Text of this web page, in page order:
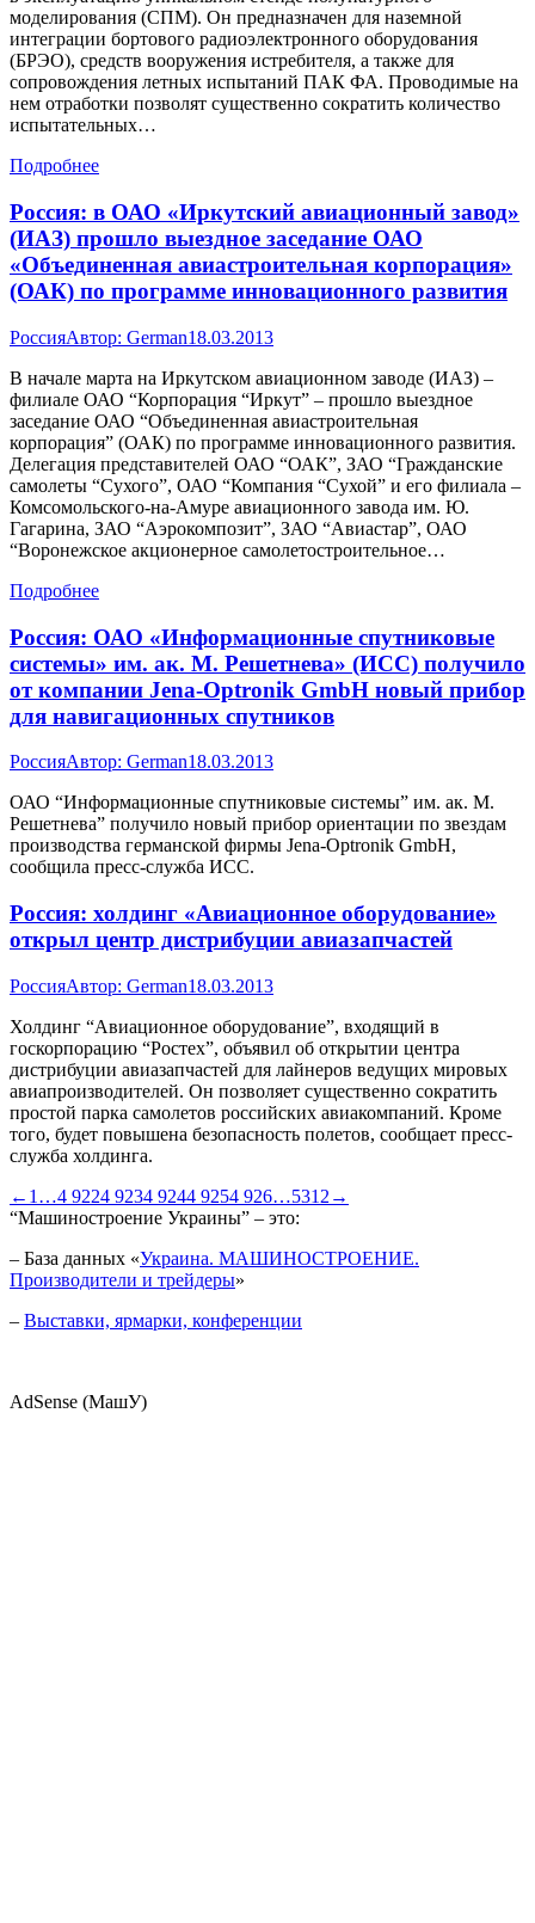
моделирования (СПМ). Он предназначен для наземной
интеграции бортового радиоэлектронного оборудования
(БРЭО), средств вооружения истребителя, а также для
сопровождения летных испытаний ПАК ФА. Проводимые на
нем отработки позволят существенно сократить количество
испытательных…
Подробнее
Россия: в ОАО «Иркутский авиационный завод»
(ИАЗ) прошло выездное заседание ОАО
«Объединенная авиастроительная корпорация»
(ОАК) по программе инновационного развития
РоссияАвтор: German18.03.2013
В начале марта на Иркутском авиационном заводе (ИАЗ) –
филиале ОАО “Корпорация “Иркут” – прошло выездное
заседание ОАО “Объединенная авиастроительная
корпорация” (ОАК) по программе инновационного развития.
Делегация представителей ОАО “ОАК”, ЗАО “Гражданские
самолеты “Сухого”, ОАО “Компания “Сухой” и его филиала –
Комсомольского-на-Амуре авиационного завода им. Ю.
Гагарина, ЗАО “Аэрокомпозит”, ЗАО “Авиастар”, ОАО
“Воронежское акционерное самолетостроительное…
Подробнее
Россия: ОАО «Информационные спутниковые
системы» им. ак. М. Решетнева» (ИСС) получило
от компании Jena-Optronik GmbH новый прибор
для навигационных спутников
РоссияАвтор: German18.03.2013
ОАО “Информационные спутниковые системы” им. ак. М.
Решетнева” получило новый прибор ориентации по звездам
производства германской фирмы Jena-Optronik GmbH,
сообщила пресс-служба ИСС.
Россия: холдинг «Авиационное оборудование»
открыл центр дистрибуции авиазапчастей
РоссияАвтор: German18.03.2013
Холдинг “Авиационное оборудование”, входящий в
госкорпорацию “Ростех”, объявил об открытии центра
дистрибуции авиазапчастей для лайнеров ведущих мировых
авиапроизводителей. Он позволяет существенно сократить
простой парка самолетов российских авиакомпаний. Кроме
того, будет повышена безопасность полетов, сообщает пресс-
служба холдинга.
← 1 …4 9224 9234 9244 9254 926…5312 →
“Машиностроение Украины” – это:
– База данных «Украина. МАШИНОСТРОЕНИЕ.
Производители и трейдеры»
– Выставки, ярмарки, конференции
AdSense (МашУ)